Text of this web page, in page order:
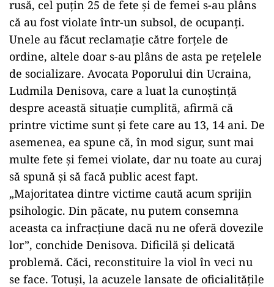
rusă, cel puțin 25 de fete și de femei s-au plâns
că au fost violate într-un subsol, de ocupanți.
Unele au făcut reclamație către forțele de
ordine, altele doar s-au plâns de asta pe rețelele
de socializare. Avocata Poporului din Ucraina,
Ludmila Denisova, care a luat la cunoștință
despre această situație cumplită, afirmă că
printre victime sunt și fete care au 13, 14 ani. De
asemenea, ea spune că, în mod sigur, sunt mai
multe fete și femei violate, dar nu toate au curaj
să spună și să facă public acest fapt.
„Majoritatea dintre victime caută acum sprijin
psihologic. Din păcate, nu putem consemna
aceasta ca infracțiune dacă nu ne oferă dovezile
lor”, conchide Denisova. Dificilă și delicată
problemă. Căci, reconstituire la viol în veci nu
se face. Totuși, la acuzele lansate de oficialitățile